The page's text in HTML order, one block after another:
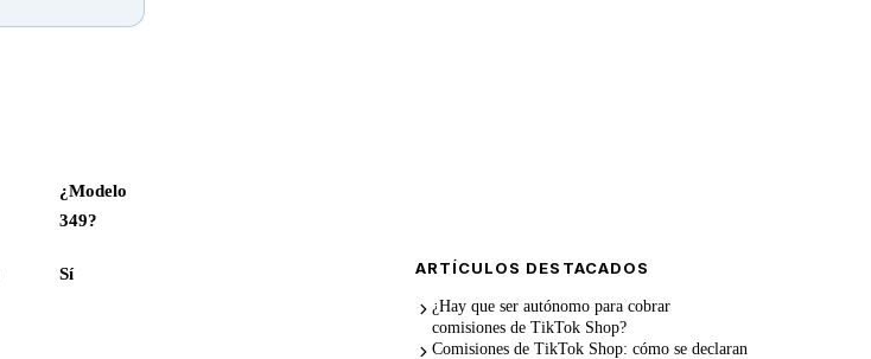
¿Modelo
349?
Sí ARTÍCULOS DESTACADOS
¿Hay que ser autónomo para cobrar
comisiones de TikTok Shop?
Comisiones de TikTok Shop: cómo se declaran